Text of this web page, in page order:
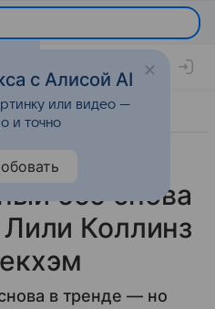
боб снова
Коллинз
в тренде — но
с Алисой AI
или видео —
и точно